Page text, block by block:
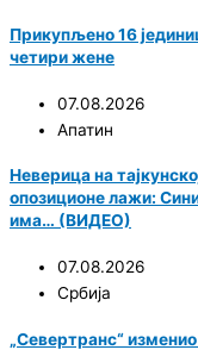
Прикупљено 16
четири жене
07.08.2026
Апатин
Неверица на
опозиционе лажи:
има… (ВИДЕО)
07.08.2026
Србија
„Севертранс“